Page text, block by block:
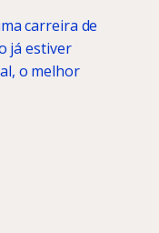
carreira de
já estiver
o melhor